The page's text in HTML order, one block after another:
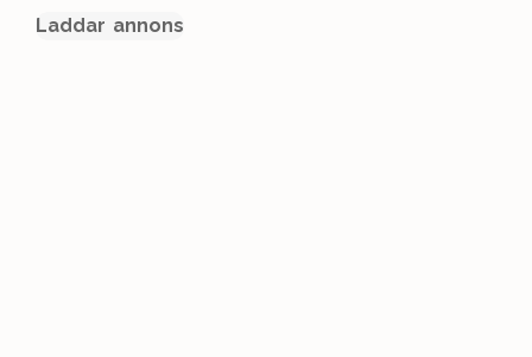
Laddar annons